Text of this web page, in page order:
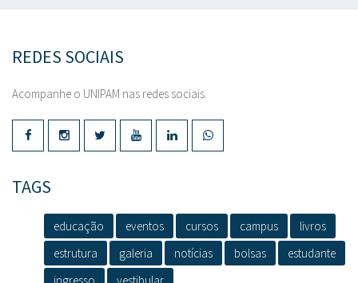
REDES SOCIAIS
Acompanhe o UNIPAM nas redes sociais.
TAGS
educação eventos cursos campus
livros
estrutura
galeria notícias bolsas
estudante
ingresso
vestibular